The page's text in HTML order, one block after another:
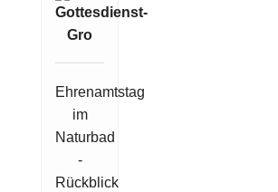
Ehrenamtstag
im
Naturbad
-
Rückblick